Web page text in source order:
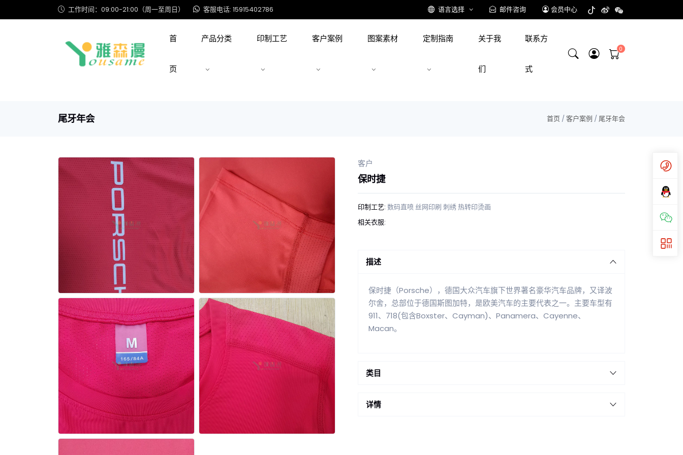
工作时间：09:00-21:00（周一至周日） 客服电话: 15915402786 语言选择 邮件咨询 会员中心
首
页
产品分类 印制工艺 客户案例 图案素材 定制指南 关于我
们
联系方
式
尾牙年会 首页 /客户案例 /尾牙年会
客户
保时捷
印制工艺: 数码直喷丝网印刷 刺绣 热转印烫画
相关衣服:
描述
保时捷（Porsche），德国大众汽车旗下世界著名豪华汽车品牌，又译波
尔舍，总部位于德国斯图加特，是欧美汽车的主要代表之一。主要车型有
911、718(包含Boxster、Cayman)、Panamera、Cayenne、
Macan。
类目
详情